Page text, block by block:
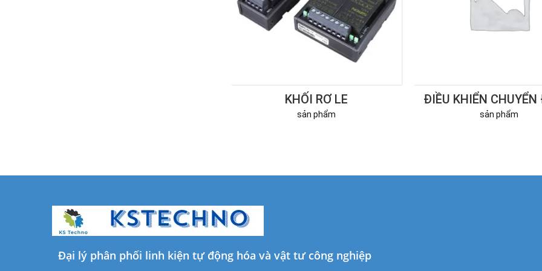
KHỐI RƠ LE
sản phẩm
ĐIỀU KHIỂN CHUYỂN
sản phẩm
Đại lý phân phối linh kiện tự động hóa và vật tư công nghiệp